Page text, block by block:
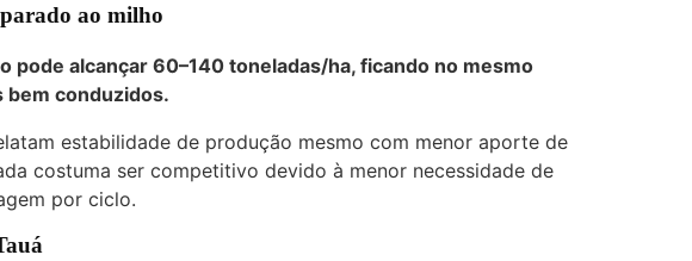
ao milho
pode alcançar 60–140 toneladas/ha, ficando no mesmo
bem conduzidos.
estabilidade de produção mesmo com menor aporte de
costuma ser competitivo devido à menor necessidade de
por ciclo.